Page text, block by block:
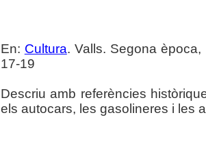
En: Cultura. Valls. Segona
17-19
Descriu amb referències
els autocars, les gasolineres i les